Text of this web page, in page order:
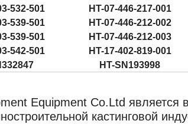
532-501 HT-07-446-217-001
539-501 HT-07-446-212-002
539-501 HT-07-446-212-003
542-501
HT-17-402-819-001
HT-SN193998
Equipment Co.Ltd
кастинговой